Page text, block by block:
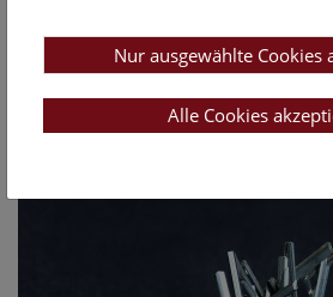
Erzgang (angeschliffen und poliert) von der
Griechenland (Inventar-Nr. O 692)., © Alice
Nur ausgewählte Cookies
Alle Cookies